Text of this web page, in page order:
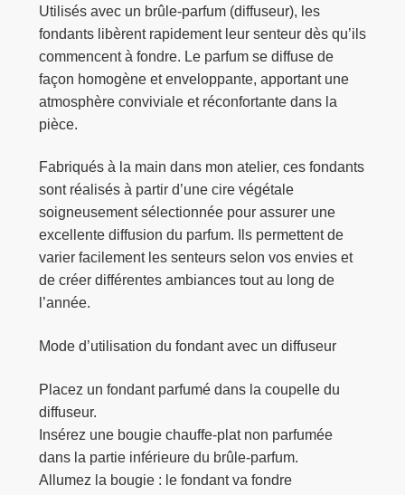
Utilisés avec un brûle-parfum (diffuseur), les
fondants libèrent rapidement leur senteur dès qu’ils
commencent à fondre. Le parfum se diffuse de
façon homogène et enveloppante, apportant une
atmosphère conviviale et réconfortante dans la
pièce.
Fabriqués à la main dans mon atelier, ces fondants
sont réalisés à partir d’une cire végétale
soigneusement sélectionnée pour assurer une
excellente diffusion du parfum. Ils permettent de
varier facilement les senteurs selon vos envies et
de créer différentes ambiances tout au long de
l’année.
Mode d’utilisation du fondant avec un diffuseur
Placez un fondant parfumé dans la coupelle du
diffuseur.
Insérez une bougie chauffe-plat non parfumée
dans la partie inférieure du brûle-parfum.
Allumez la bougie : le fondant va fondre